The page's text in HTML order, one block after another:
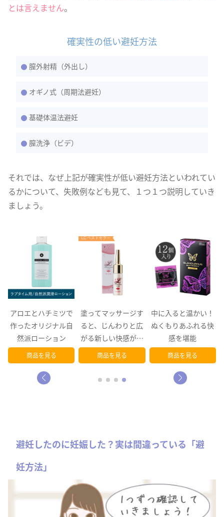
とは言えません。
確実性の低い避妊方法
膣外射精（外出し）
オギノ式（周期法避妊）
基礎体温法避妊
膣洗浄（ビデ）
それでは、なぜ上記が確実性が低い避妊方法といわれてい
るかについて、失敗例なども見て、１つ１つ説明していき
ましょう。
塗ってマッサージす
ると、じんわりと広
がる新しい快感が…
商品を見る
中に入ると温かい！
ぬくもりあふれる快
感を堪能
商品を見る
薄い天然ラテックス
製ゴムだから２人が
もっと近くに感じら
れる
商品を見る
避妊したのに妊娠した？実は間違っている「避
妊方法」